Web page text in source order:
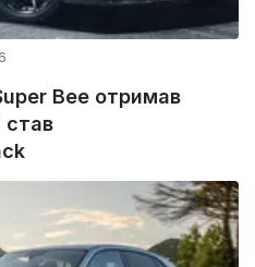
Bee отримав
став